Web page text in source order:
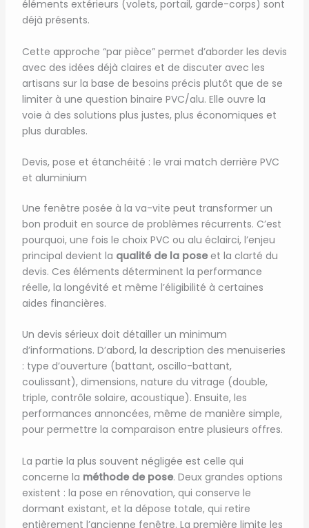
éléments extérieurs (volets, portail, garde-corps) sont
déjà présents.
Cette approche “par pièce” permet d’aborder les devis
avec des idées déjà claires et de discuter avec les
artisans sur la base de besoins précis plutôt que de se
limiter à une question binaire PVC/alu. Elle ouvre la
voie à des solutions plus justes, plus économiques et
plus durables.
Devis, pose et étanchéité : le vrai match derrière PVC
et aluminium
Une fenêtre posée à la va-vite peut transformer un
bon produit en source de problèmes récurrents. C’est
pourquoi, une fois le choix PVC ou alu éclairci, l’enjeu
principal devient la qualité de la poseet la clarté du
devis. Ces éléments déterminent la performance
réelle, la longévité et même l’éligibilité à certaines
aides financières.
Un devis sérieux doit détailler un minimum
d’informations. D’abord, la description des menuiseries
: type d’ouverture (battant, oscillo-battant,
coulissant), dimensions, nature du vitrage (double,
triple, contrôle solaire, acoustique). Ensuite, les
performances annoncées, même de manière simple,
pour permettre la comparaison entre plusieurs offres.
La partie la plus souvent négligée est celle qui
concerne la méthode de pose. Deux grandes options
existent : la pose en rénovation, qui conserve le
dormant existant, et la dépose totale, qui retire
entièrement l’ancienne fenêtre. La première limite les